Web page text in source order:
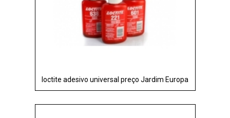
loctite adesivo universal preço Jardim Europa